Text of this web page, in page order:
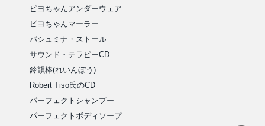
ピヨちゃんアンダーウェア
ピヨちゃんマーラー
パシュミナ・ストール
サウンド・テラピーCD
鈴韻棒(れいんぼう)
Robert Tiso氏のCD
パーフェクトシャンプー
パーフェクトボディソープ